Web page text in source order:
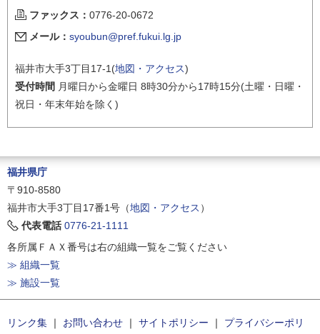
ファックス： 0776-20-0672
メール： syoubun@pref.fukui.lg.jp
福井市大手3丁目17-1(地図・アクセス)
受付時間 月曜日から金曜日 8時30分から17時15分(土曜・日曜・
祝日・年末年始を除く)
福井県庁
〒910-8580
福井市大手3丁目17番1号（地図・アクセス ）
代表電話 0776-21-1111
各所属ＦＡＸ番号は右の組織一覧をご覧ください
≫ 組織一覧
≫ 施設一覧
リンク集 ｜ お問い合わせ ｜ サイトポリシー ｜
プライバシーポリ